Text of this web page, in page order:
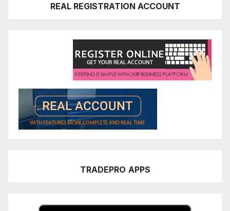
REAL REGISTRATION ACCOUNT
TRADEPRO APPS